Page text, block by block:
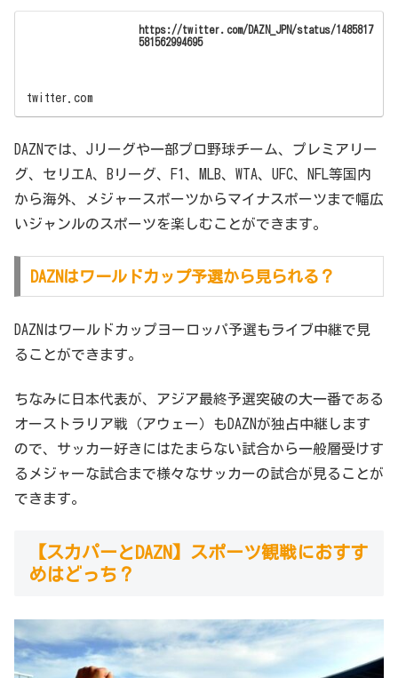
https://twitter.com/DAZN_JPN/status/1485817
581562994695
twitter.com
DAZNでは、Jリーグや一部プロ野球チーム、プレミアリー
グ、セリエA、Bリーグ、F1、MLB、WTA、UFC、NFL等国内
から海外、メジャースポーツからマイナスポーツまで幅広
いジャンルのスポーツを楽しむことができます。
DAZNはワールドカップ予選から見られる？
DAZNはワールドカップヨーロッパ予選もライブ中継で見
ることができます。
ちなみに日本代表が、アジア最終予選突破の大一番である
オーストラリア戦（アウェー）もDAZNが独占中継します
ので、サッカー好きにはたまらない試合から一般層受けす
るメジャーな試合まで様々なサッカーの試合が見ることが
できます。
【スカパーとDAZN】スポーツ観戦におすす
めはどっち？